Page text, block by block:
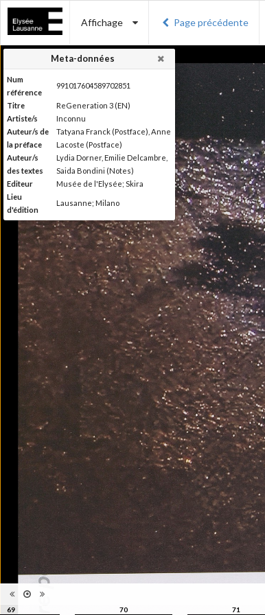
Affichage Page précédente
69 70 71
Meta-données
Num
référence
991017604589702851
Titre
ReGeneration 3 (EN)
Artiste/s
Inconnu
Auteur/s de
la préface
Tatyana Franck (Postface), Anne
Lacoste (Postface)
Auteur/s
des textes
Lydia Dorner, Emilie Delcambre,
Saida Bondini (Notes)
Editeur
Musée de l'Elysée; Skira
Lieu
d'édition
Lausanne; Milano
Date
d'édition
2015
Information
édition
Publié à l'occasion de
l'exposition : "reGeneration 3 :
quelles perspectives pour la
photographie ?", Musée de
l'Elysée, Lausanne, du 29 mai au
23 août 2015
Catégorie
Collections et recueils de
photographies XXIe siècle
Type de
reliure
Broché
Information
Couleur, Noir & Blanc
Nombre de
176 pages
Format
30 x 22 cm
Langues
ISBN/ISSN
ISBN 9782883501089